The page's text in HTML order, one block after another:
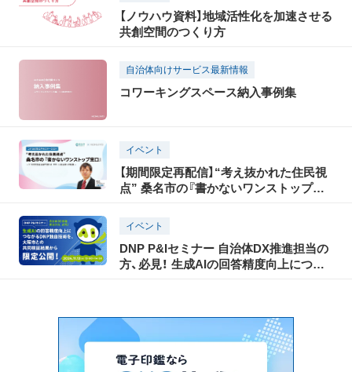
【ノウハウ資料】地域活性化を加速させる
共創空間のつくり方
自治体向けサービス最新情報
コワーキングスペース納入事例集
イベント
【期間限定再配信】“考え抜かれた住民視
点” 桑名市の『書かないワンストップ窓
イベント
DNP P&Iセミナー 自治体DX推進担当の
方、必見！ 生成AIの回答精度向上につな